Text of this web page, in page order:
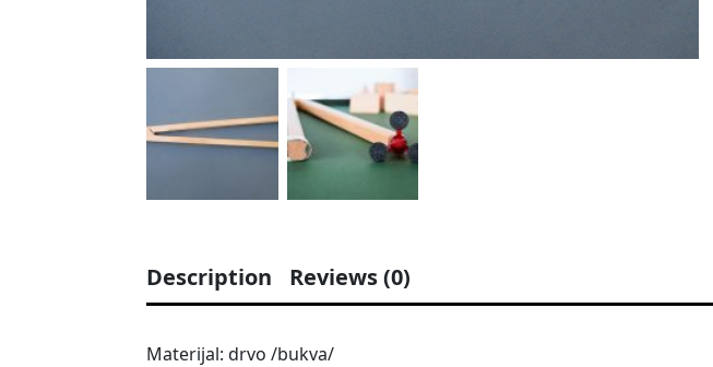
Description Reviews (0)
Materijal: drvo /bukva/